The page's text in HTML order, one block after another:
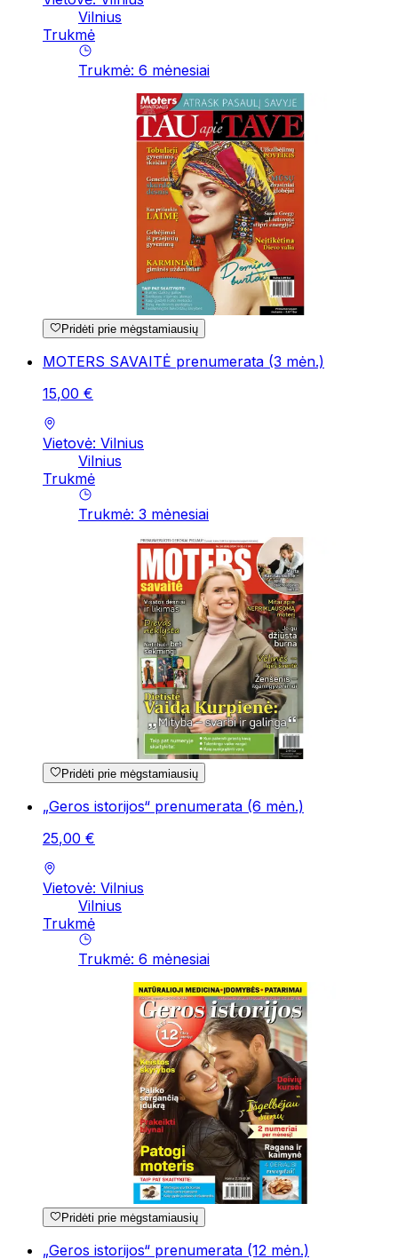
Vilnius
Trukmė
Trukmė: 6 mėnesiai
Pridėti prie mėgstamiausių
MOTERS SAVAITĖ prenumerata (3 mėn.)
15,00 €
Vietovė: Vilnius
Vilnius
Trukmė
Trukmė: 3 mėnesiai
Pridėti prie mėgstamiausių
„Geros istorijos“ prenumerata (6 mėn.)
25,00 €
Vietovė: Vilnius
Vilnius
Trukmė
Trukmė: 6 mėnesiai
Pridėti prie mėgstamiausių
„Geros istorijos“ prenumerata (12 mėn.)